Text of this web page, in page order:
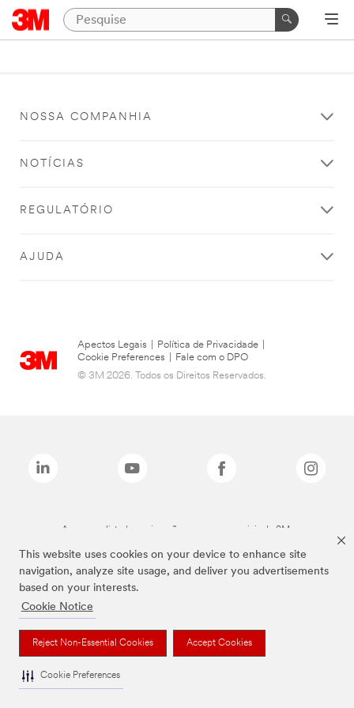
This website uses cookies on your device to enhance site
navigation, analyze site usage, and deliver you advertisements
based on your interests.
Cookie Notice
Reject Non-Essential Cookies Accept Cookies
Cookie Preferences
NOSSA COMPANHIA
NOTÍCIAS
REGULATÓRIO
AJUDA
Apectos Legais Política de Privacidade
Cookie Preferences
Fale com o DPO
© 3M 2026. Todos os Direitos Reservados.
As marcas listadas a cima são marcas comerciais da 3M.